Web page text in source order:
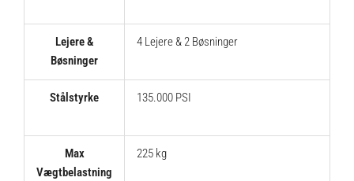
Lejere &
Bøsninger
4 Lejere & 2 Bøsninger
Stålstyrke 135.000 PSI
Max
Vægtbelastning
225 kg